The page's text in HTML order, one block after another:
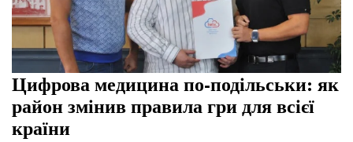
Цифрова медицина по-подільськи: як
район змінив правила гри для всієї
країни